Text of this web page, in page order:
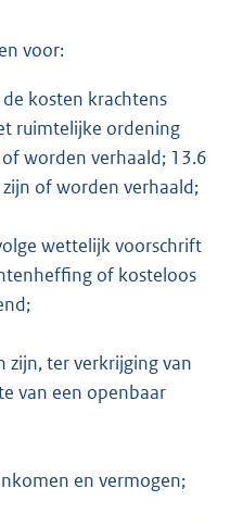
voor:
kosten krachtens
ruimtelijke ordening
worden verhaald; 13.6
of worden verhaald;
wettelijk voorschrift
of kosteloos
zijn, ter verkrijging van
van een openbaar
en vermogen;